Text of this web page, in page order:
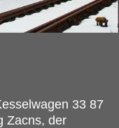
33 87
Zacns, der